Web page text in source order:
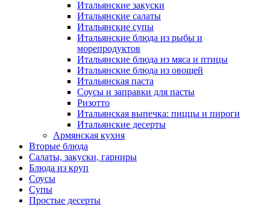
Итальянские закуски
Итальянские салаты
Итальянские супы
Итальянские блюда из рыбы и
морепродуктов
Итальянские блюда из мяса и птицы
Итальянские блюда из овощей
Итальянская паста
Соусы и заправки для пасты
Ризотто
Итальянская выпечка: пиццы и пироги
Итальянские десерты
Армянская кухня
Вторые блюда
Салаты, закуски, гарниры
Блюда из круп
Соусы
Супы
Простые десерты